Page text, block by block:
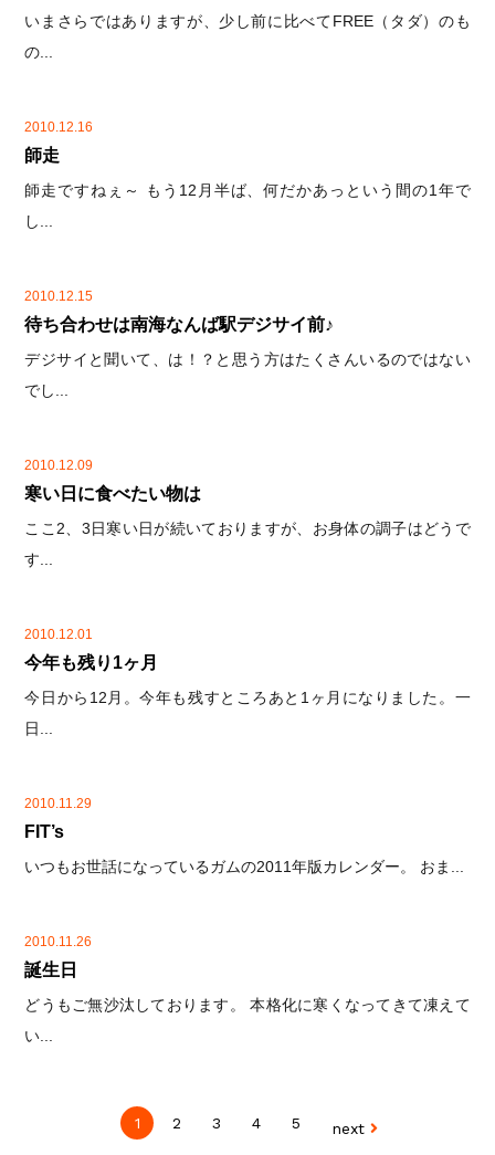
いまさらではありますが、少し前に比べてFREE（タダ）のも
の...
2010.12.16
師走
師走ですねぇ～ もう12月半ば、何だかあっという間の1年で
し...
2010.12.15
待ち合わせは南海なんば駅デジサイ前♪
デジサイと聞いて、は！？と思う方はたくさんいるのではない
でし...
2010.12.09
寒い日に食べたい物は
ここ2、3日寒い日が続いておりますが、お身体の調子はどうで
す...
2010.12.01
今年も残り1ヶ月
今日から12月。今年も残すところあと1ヶ月になりました。一
日...
2010.11.29
FIT’s
いつもお世話になっているガムの2011年版カレンダー。 おま...
2010.11.26
誕生日
どうもご無沙汰しております。 本格化に寒くなってきて凍えて
い...
1 2 3 4 5 next